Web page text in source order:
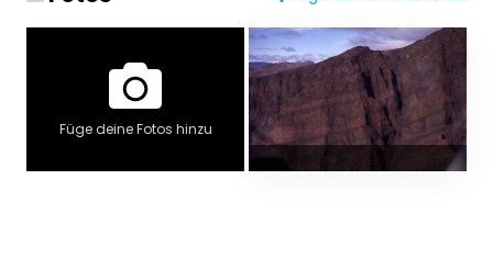
Füge deine Fotos hinzu